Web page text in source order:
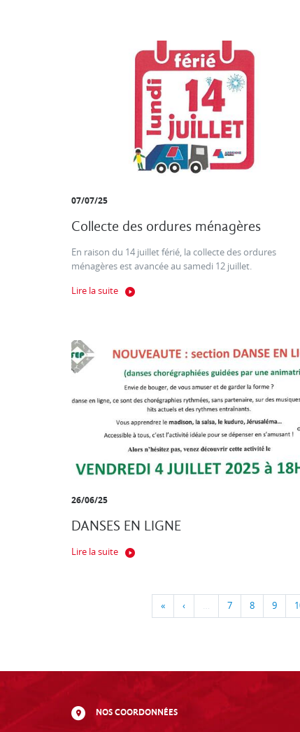
07/07/25
Collecte des ordures ménagères
En raison du 14 juillet férié, la collecte des ordures
ménagères est avancée au samedi 12 juillet.
Lire la suite
26/06/25
DANSES EN LIGNE
Lire la suite
« ‹ … 7 8 9
NOS COORDONNÉES